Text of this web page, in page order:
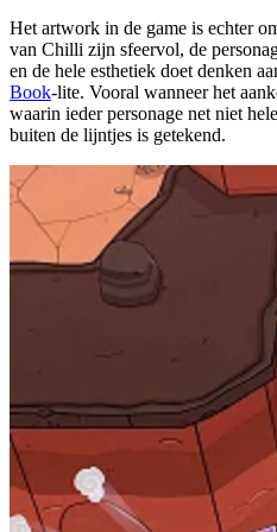
Het artwork in de game is echter
van Chilli zijn sfeervol, de
en de hele esthetiek doet denken
Book-lite. Vooral wanneer het
waarin ieder personage net niet
buiten de lijntjes is getekend.